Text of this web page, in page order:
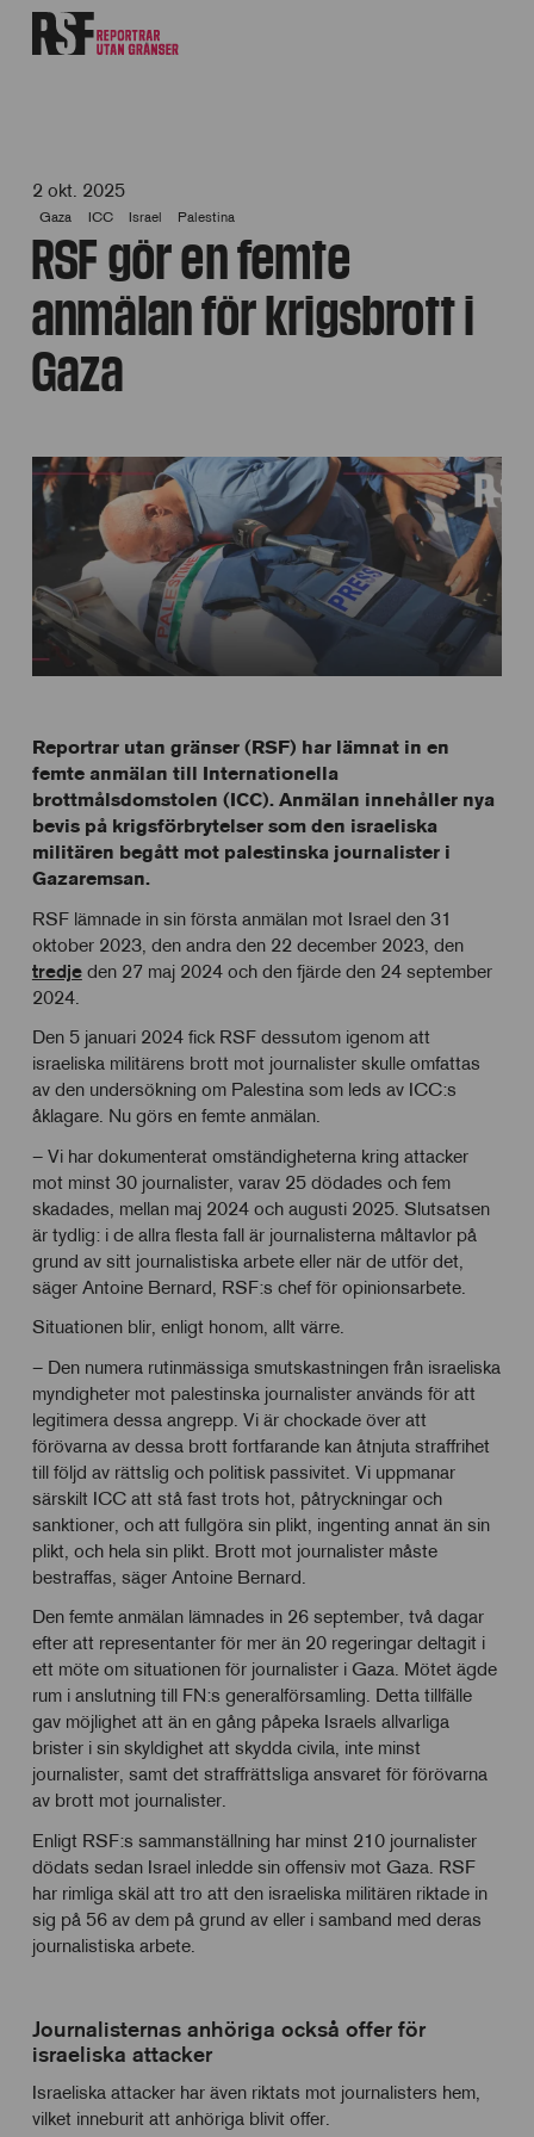
2 okt. 2025
Gaza ICC Israel Palestina
RSF gör en femte
anmälan för krigsbrott i
Gaza
Reportrar utan gränser (RSF) har lämnat in en
femte anmälan till Internationella
brottmålsdomstolen (ICC). Anmälan innehåller nya
bevis på krigsförbrytelser som den israeliska
militären begått mot palestinska journalister i
Gazaremsan.
RSF lämnade in sin första anmälan mot Israel den 31
oktober 2023, den andra den 22 december 2023, den
tredjeden 27 maj 2024 och den fjärde den 24 september
2024.
Den 5 januari 2024 fick RSF dessutom igenom att
israeliska militärens brott mot journalister skulle omfattas
av den undersökning om Palestina som leds av ICC:s
åklagare. Nu görs en femte anmälan.
– Vi har dokumenterat omständigheterna kring attacker
mot minst 30 journalister, varav 25 dödades och fem
skadades, mellan maj 2024 och augusti 2025. Slutsatsen
är tydlig: i de allra flesta fall är journalisterna måltavlor på
grund av sitt journalistiska arbete eller när de utför det,
säger Antoine Bernard, RSF:s chef för opinionsarbete.
Situationen blir, enligt honom, allt värre.
– Den numera rutinmässiga smutskastningen från israeliska
myndigheter mot palestinska journalister används för att
legitimera dessa angrepp. Vi är chockade över att
förövarna av dessa brott fortfarande kan åtnjuta straffrihet
till följd av rättslig och politisk passivitet. Vi uppmanar
särskilt ICC att stå fast trots hot, påtryckningar och
sanktioner, och att fullgöra sin plikt, ingenting annat än sin
plikt, och hela sin plikt. Brott mot journalister måste
bestraffas, säger Antoine Bernard.
Den femte anmälan lämnades in 26 september, två dagar
efter att representanter för mer än 20 regeringar deltagit i
ett möte om situationen för journalister i Gaza. Mötet ägde
rum i anslutning till FN:s generalförsamling. Detta tillfälle
gav möjlighet att än en gång påpeka Israels allvarliga
brister i sin skyldighet att skydda civila, inte minst
journalister, samt det straffrättsliga ansvaret för förövarna
av brott mot journalister.
Enligt RSF:s sammanställning har minst 210 journalister
dödats sedan Israel inledde sin offensiv mot Gaza. RSF
har rimliga skäl att tro att den israeliska militären riktade in
sig på 56 av dem på grund av eller i samband med deras
journalistiska arbete.
Journalisternas anhöriga också offer för
israeliska attacker
Israeliska attacker har även riktats mot journalisters hem,
vilket inneburit att anhöriga blivit offer.